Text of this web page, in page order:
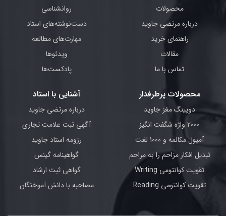
محصولات
درباره مرتضی جاوید
راهنمای خرید
مقالات
تماس با ما
روانشناسی
دست‌نوشته‌های استاد
مهارت‌های مطالعه
ویدئوها
پادکست‌ها
محصولات پرطرفدار
دوپینگ مغز جاوید
2000 واژه شگفت انگیز
آمپول مکالمه و 1000 لغت
تبدیل افکار مزاحم را به مراحم
تقویت کوانتومی Writing
تقویت کوانتومی Reading
آشنایی با استاد
درباره مرتضی جاوید
آگهی ثبت علامت تجاری
رزومه استاد جاوید
گواهینامه گینس
گواهی ثبت ارشاد
مصاحبه با دانش آموختگان